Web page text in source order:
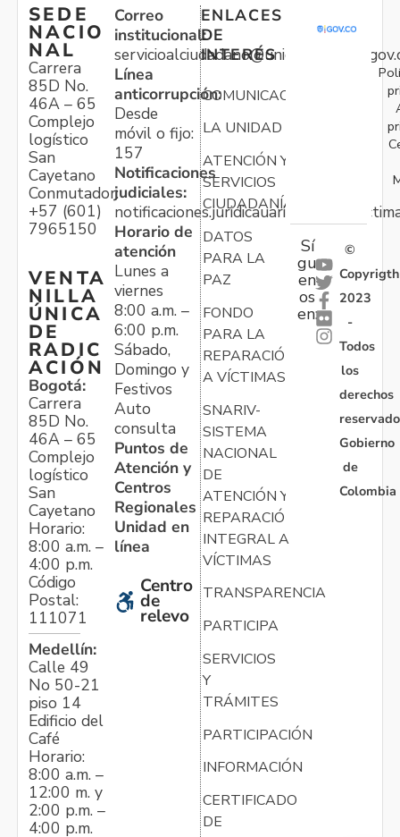
SEDE
NACIO
NAL
Carrera
85D No.
46A – 65
Complejo
logístico
San
Cayetano
Conmutador:
+57 (601)
7965150
VENTA
NILLA
ÚNICA
DE
RADIC
ACIÓN
Bogotá:
Carrera
85D No.
46A – 65
Complejo
logístico
San
Cayetano
Horario:
8:00 a.m. –
4:00 p.m.
Código
Postal:
111071
Medellín:
Calle 49
No 50-21
piso 14
Edificio del
Café
Horario:
8:00 a.m. –
12:00 m. y
2:00 p.m. –
4:00 p.m.
Correo
institucional:
Línea
anticorrupción:
Desde
móvil o fijo:
157
Notificaciones
judiciales:
Horario de
atención
Lunes a
viernes
8:00 a.m. –
6:00 p.m.
Sábado,
Domingo y
Festivos
Auto
consulta
Puntos de
Atención y
Centros
Regionales
Unidad en
línea
Centro
de
relevo
ENLACES
DE
INTERÉS
COMUNICACIONES
LA UNIDAD
ATENCIÓN Y
SERVICIOS
CIUDADANÍA
DATOS
PARA LA
PAZ
FONDO
PARA LA
REPARACIÓN
A VÍCTIMAS
SNARIV-
SISTEMA
NACIONAL
DE
ATENCIÓN Y
REPARACIÓN
INTEGRAL A
VÍCTIMAS
TRANSPARENCIA
PARTICIPA
SERVICIOS
Y
TRÁMITES
PARTICIPACIÓN
INFORMACIÓN
CERTIFICADO
DE
Sí
gu
en
os
en:
©
Copyrigth
2023
-
Todos
los
derechos
Gobierno
de
Colombia